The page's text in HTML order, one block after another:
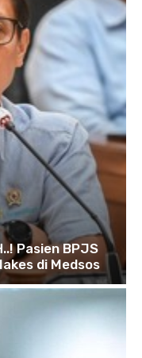
Pasien BPJS
di Medsos